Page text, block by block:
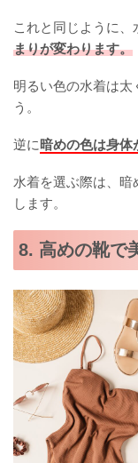
これと同じように、
まりが変わります。
明るい色の水着は太
う。
逆に暗めの色は身体
水着を選ぶ際は、暗
します。
8. 高めの靴で